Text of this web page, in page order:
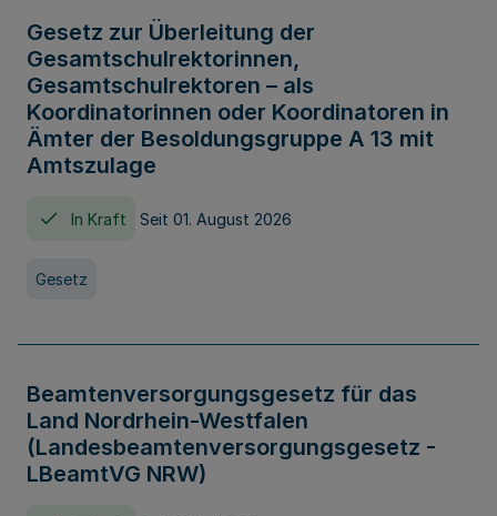
Gesetz zur Überleitung der
Gesamtschulrektorinnen,
Gesamtschulrektoren – als
Koordinatorinnen oder Koordinatoren in
Ämter der Besoldungsgruppe A 13 mit
Amtszulage
In Kraft Seit 01. August 2026
Gesetz
Beamtenversorgungsgesetz für das
Land Nordrhein-Westfalen
(Landesbeamtenversorgungsgesetz -
LBeamtVG NRW)